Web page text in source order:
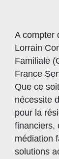
A compter
Lorrain
Familiale
France
Que ce
nécessite
pour la
financiers,
médiation
solutions